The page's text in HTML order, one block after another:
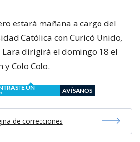
estará mañana a cargo del
Católica con Curicó Unido,
Lara dirigirá el domingo 18 el
y Colo Colo.
UN
AVÍSANOS
de correcciones